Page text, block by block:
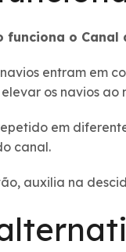
funciona o Canal
entram em
os navios ao
em
canal.
auxilia na